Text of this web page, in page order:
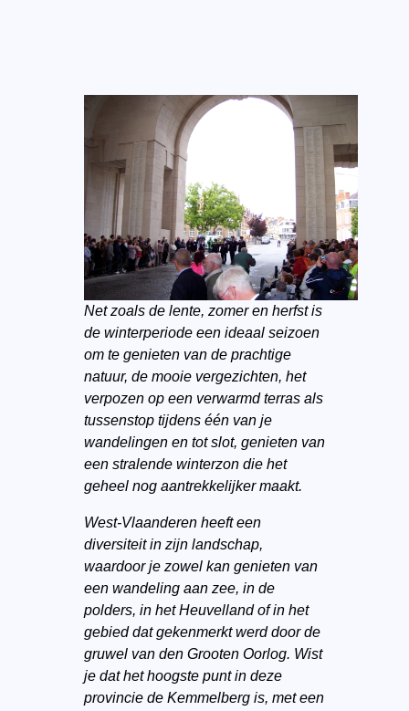
Net zoals de lente, zomer en herfst is
de winterperiode een ideaal seizoen
om te genieten van de prachtige
natuur, de mooie vergezichten, het
verpozen op een verwarmd terras als
tussenstop tijdens één van je
wandelingen en tot slot, genieten van
een stralende winterzon die het
geheel nog aantrekkelijker maakt.
West-Vlaanderen heeft een
diversiteit in zijn landschap,
waardoor je zowel kan genieten van
een wandeling aan zee, in de
polders, in het Heuvelland of in het
gebied dat gekenmerkt werd door de
gruwel van den Grooten Oorlog. Wist
je dat het hoogste punt in deze
provincie de Kemmelberg is, met een